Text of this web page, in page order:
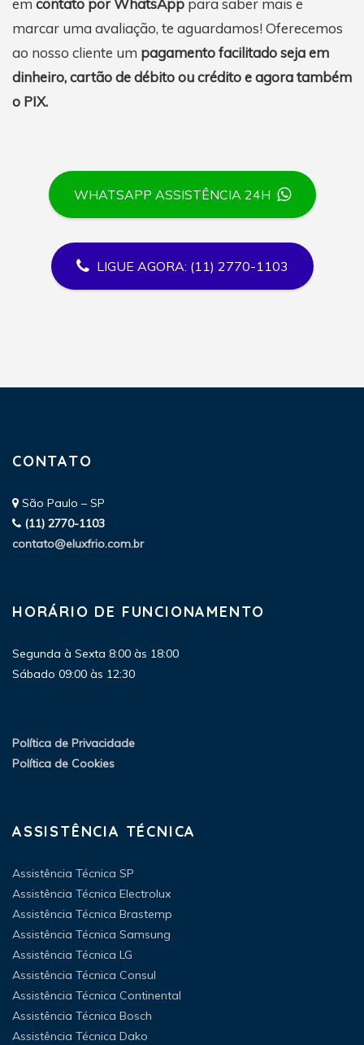
em contato por WhatsApp para saber mais e
marcar uma avaliação, te aguardamos! Oferecemos
ao nosso cliente um pagamento facilitado seja em
dinheiro, cartão de débito ou crédito e agora também
o PIX.
WHATSAPP ASSISTÊNCIA 24H
LIGUE AGORA: (11) 2770-1103
CONTATO
São Paulo – SP
(11) 2770-1103
contato@eluxfrio.com.br
HORÁRIO DE FUNCIONAMENTO
Segunda à Sexta 8:00 às 18:00
Sábado 09:00 às 12:30
Política de Privacidade
Política de Cookies
ASSISTÊNCIA TÉCNICA
Assistência Técnica SP
Assistência Técnica Electrolux
Assistência Técnica Brastemp
Assistência Técnica Samsung
Assistência Técnica LG
Assistência Técnica Consul
Assistência Técnica Continental
Assistência Técnica Bosch
Assistência Técnica Dako